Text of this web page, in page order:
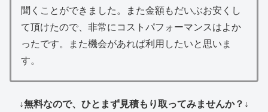
聞くことができました。また金額もだいぶお安くし
て頂けたので、非常にコストパフォーマンスはよか
ったです。また機会があれば利用したいと思いま
す。
↓無料なので、ひとまず見積もり取ってみませんか？↓